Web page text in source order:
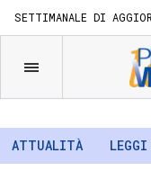
SETTIMANALE DI
ATTUALITÀ